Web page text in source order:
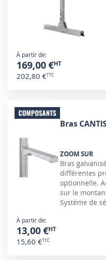
À partir de
169,00 €
202,80 €
COMPOSANTS
Bras
ZOOM SUR
Bras
différentes
optionnelle.
sur le
Système de
À partir de
13,00 €
15,60 €